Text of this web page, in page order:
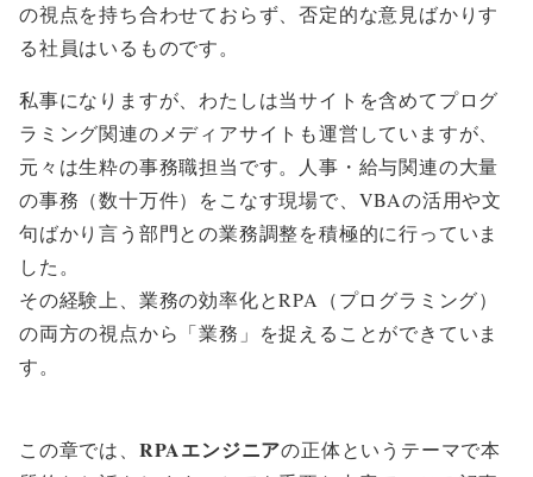
の視点を持ち合わせておらず、否定的な意見ばかりす
る社員はいるものです。
私事になりますが、わたしは当サイトを含めてプログ
ラミング関連のメディアサイトも運営していますが、
元々は生粋の事務職担当です。人事・給与関連の大量
の事務（数十万件）をこなす現場で、VBAの活用や文
句ばかり言う部門との業務調整を積極的に行っていま
した。
その経験上、業務の効率化とRPA（プログラミング）
の両方の視点から「業務」を捉えることができていま
す。
この章では、 RPAエンジニアの正体というテーマで本